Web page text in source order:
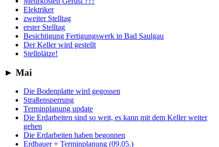
Elektriker
zweiter Stelltag
erster Stelltag
Besichtigung Fertigungswerk in Bad Saulgau
Der Keller wird gestellt
Stellplätze!
► Mai
Die Bodenplatte wird gegossen
Straßensperrung
Terminplanung update
Die Erdarbeiten sind so weit, es kann mit dem Keller weiter
gehen
Die Erdarbeiten haben begonnen
Erdbauer + Terminplanung (09.05.)